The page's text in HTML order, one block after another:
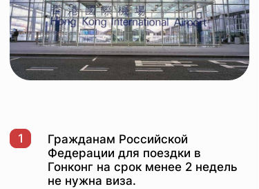
1
Гражданам Российской
Федерации для поездки в
Гонконг на срок менее 2 недель
не нужна виза.